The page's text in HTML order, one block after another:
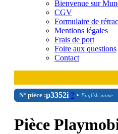
Bienvenue sur
CGV
Formulaire de
Mentions légales
Frais de port
Foire aux questions
Contact
N° pièce :p3352i ?• English name
Pièce